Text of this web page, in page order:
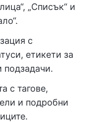
„Списък“ и
с
етикети за
подзадачи.
с тагове,
и подробни